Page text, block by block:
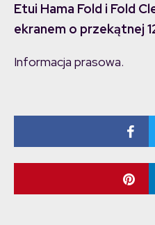
Etui Hama Fold i Fold
ekranem o przekątnej
Informacja prasowa.